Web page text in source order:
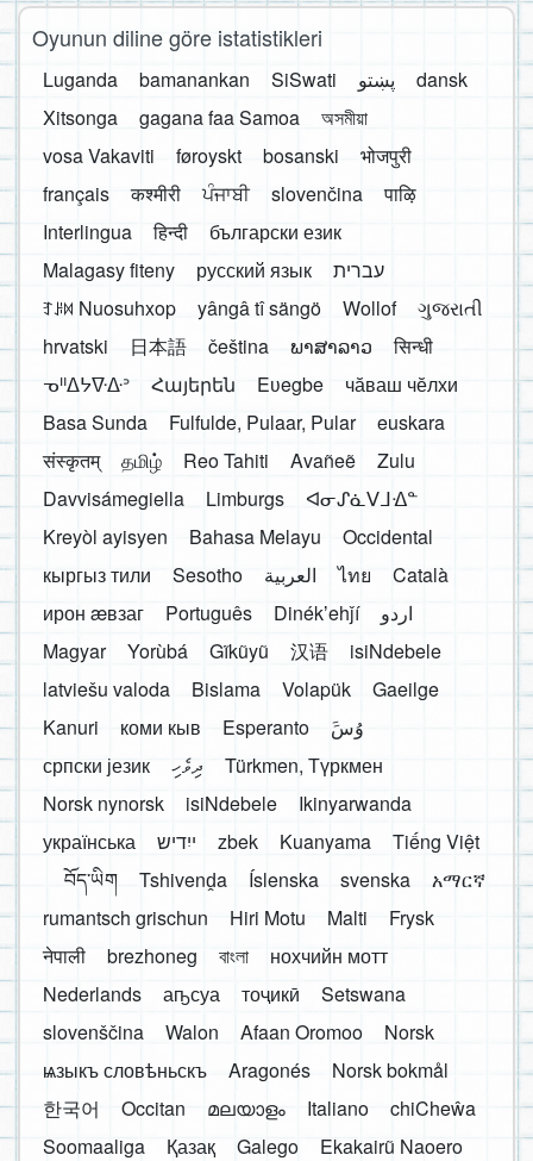
Oyunun diline göre istatistikleri
Luganda bamanankan SiSwati پښتو
dansk
Xitsonga
gagana faa Samoa
অসমীয়া
vosa Vakaviti
føroyskt bosanski
भोजपुरी
français
कश्मीरी ਪੰਜਾਬੀ slovenčina
पाऴि
Interlingua
हिन्दी
български език
Malagasy fiteny
русский язык
עברית
ꆈꌠ꒿ Nuosuhxop
yângâ tî sängö Wollof
ગુજરાતી
hrvatski
日本語 čeština ພາສາລາວ
सिन्धी
ᓀᐦᐃᔭᐍᐏᐣ
Հայերեն Eʋegbe
чӑваш чӗлхи
Basa Sunda
Fulfulde, Pulaar, Pular
euskara
संस्कृतम्
தமிழ் Reo Tahiti Avañeẽ
Zulu
Davvisámegiella
Limburgs
ᐊᓂᔑᓈᐯᒧᐎᓐ
Kreyòl ayisyen
Bahasa Melayu
Occidental
кыргыз тили
Sesotho العربية ไทย
Català
ирон æвзаг
Português Dinékʼehǰí
اردو
Magyar
Yorùbá Gĩkũyũ 汉语
isiNdebele
latviešu valoda
Bislama Volapük
Gaeilge
Kanuri
коми кыв Esperanto
َوُسَ
српски језик
ދިވެހި
Türkmen, Түркмен
Norsk nynorsk
isiNdebele
Ikinyarwanda
українська
ייִדיש zbek Kuanyama
Tiếng Việt
བོད་ཡིག
Tshivenḓa Íslenska svenska
አማርኛ
rumantsch grischun
Hiri Motu Malti
Frysk
नेपाली
brezhoneg বাংলা
нохчийн мотт
Nederlands
аҧсуа тоҷикӣ
Setswana
slovenščina
Walon Afaan Oromoo
Norsk
ѩзыкъ словѣньскъ
Aragonés
Norsk bokmål
한국어
Occitan മലയാളം Italiano
chiCheŵa
Soomaaliga
Қазақ Galego
Ekakairũ Naoero